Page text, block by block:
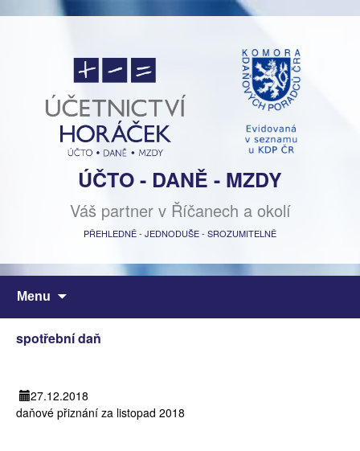
ÚČTO - DANĚ - MZDY
Váš partner v Říčanech a okolí
PŘEHLEDNĚ - JEDNODUŠE - SROZUMITELNĚ
Menu
obsahu
webu
spotřební daň
27.12.2018
daňové přiznání za listopad 2018